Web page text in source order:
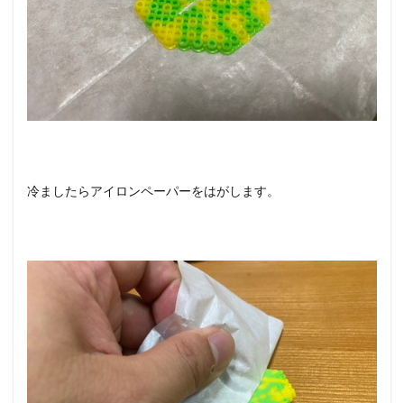
冷ましたらアイロンペーパーをはがします。